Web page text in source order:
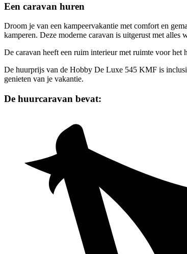
Een caravan huren
Droom je van een kampeervakantie met comfort en
kamperen. Deze moderne caravan is uitgerust met alles
De caravan heeft een ruim interieur met ruimte voor het
De huurprijs van de Hobby De Luxe 545 KMF is
genieten van je vakantie.
De huurcaravan bevat: